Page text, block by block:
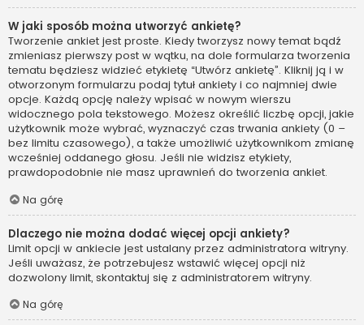
W jaki sposób można utworzyć ankietę?
Tworzenie ankiet jest proste. Kiedy tworzysz nowy temat bądź
zmieniasz pierwszy post w wątku, na dole formularza tworzenia
tematu będziesz widzieć etykietę “Utwórz ankietę”. Kliknij ją i w
otworzonym formularzu podaj tytuł ankiety i co najmniej dwie
opcje. Każdą opcję należy wpisać w nowym wierszu
widocznego pola tekstowego. Możesz określić liczbę opcji, jakie
użytkownik może wybrać, wyznaczyć czas trwania ankiety (0 –
bez limitu czasowego), a także umożliwić użytkownikom zmianę
wcześniej oddanego głosu. Jeśli nie widzisz etykiety,
prawdopodobnie nie masz uprawnień do tworzenia ankiet.
Na górę
Dlaczego nie można dodać więcej opcji ankiety?
Limit opcji w ankiecie jest ustalany przez administratora witryny.
Jeśli uważasz, że potrzebujesz wstawić więcej opcji niż
dozwolony limit, skontaktuj się z administratorem witryny.
Na górę